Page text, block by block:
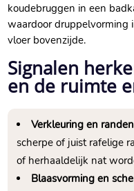
koudebruggen in een
waardoor druppelvorming
vloer bovenzijde.​
Signalen
en de ruimte
Verkleuring en randen
scherpe of juist rafelige
of herhaaldelijk nat
Blaasvorming en